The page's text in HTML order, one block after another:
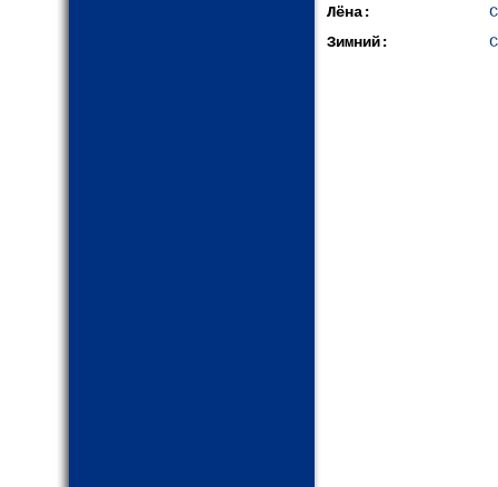
Лёна:
Зимний: